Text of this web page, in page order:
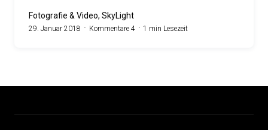
Fotografie & Video, SkyLight
29. Januar 2018 Kommentare 4 1 min Lesezeit